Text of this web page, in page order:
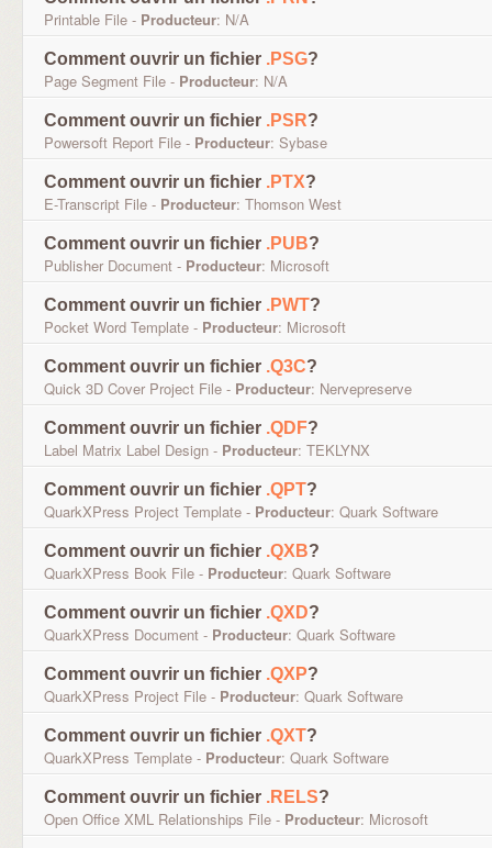
Printable File - Producteur: N/A
Comment ouvrir un fichier .PSG?
Page Segment File - Producteur: N/A
Comment ouvrir un fichier .PSR?
Powersoft Report File - Producteur: Sybase
Comment ouvrir un fichier .PTX?
E-Transcript File - Producteur: Thomson West
Comment ouvrir un fichier .PUB?
Publisher Document - Producteur: Microsoft
Comment ouvrir un fichier .PWT?
Pocket Word Template - Producteur: Microsoft
Comment ouvrir un fichier .Q3C?
Quick 3D Cover Project File - Producteur: Nervepreserve
Comment ouvrir un fichier .QDF?
Label Matrix Label Design - Producteur: TEKLYNX
Comment ouvrir un fichier .QPT?
QuarkXPress Project Template - Producteur: Quark Software
Comment ouvrir un fichier .QXB?
QuarkXPress Book File - Producteur: Quark Software
Comment ouvrir un fichier .QXD?
QuarkXPress Document - Producteur: Quark Software
Comment ouvrir un fichier .QXP?
QuarkXPress Project File - Producteur: Quark Software
Comment ouvrir un fichier .QXT?
QuarkXPress Template - Producteur: Quark Software
Comment ouvrir un fichier .RELS?
Open Office XML Relationships File - Producteur: Microsoft